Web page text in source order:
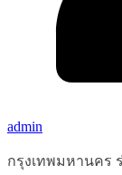
admin
กรุงเทพมหานคร